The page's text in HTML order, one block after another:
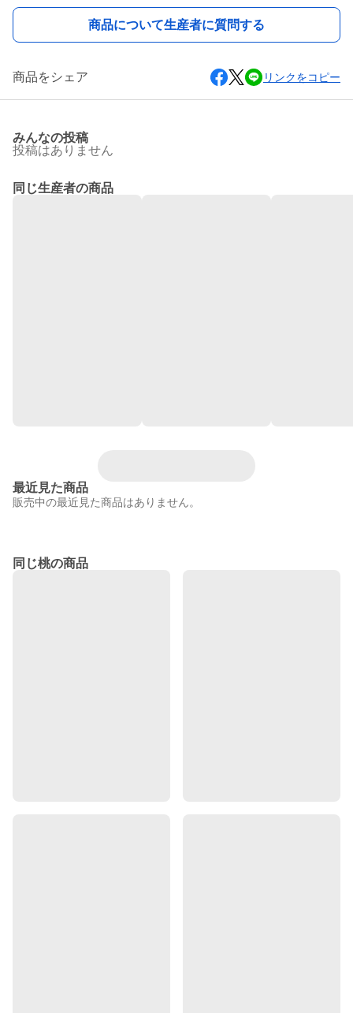
商品について生産者に質問する
商品をシェア リンクをコピー
みんなの投稿
投稿はありません
同じ生産者の商品
最近見た商品
販売中の最近見た商品はありません。
同じ桃の商品